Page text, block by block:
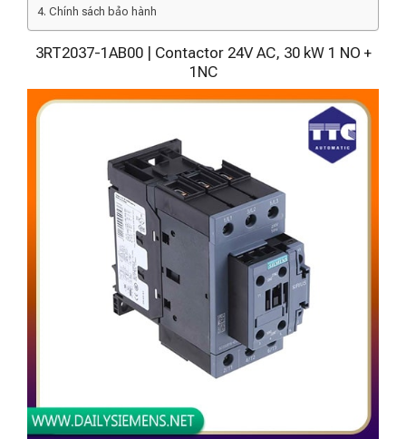
Chính sách bảo hành
3RT2037-1AB00 | Contactor 24V AC, 30 kW 1 NO +
1NC